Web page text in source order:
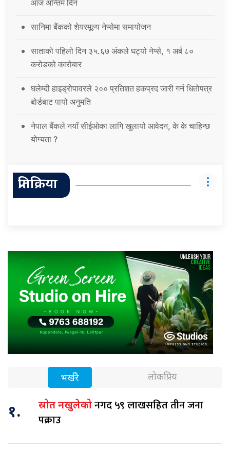
आज अन्तिम दिन
सानिमा बैंकको शेयरमूल्य नेप्सेमा समायोजन
साताको पहिलो दिन ३५.६७ अंकले घट्यो नेप्से, १ अर्ब ८०
करोडको कारोबार
घलेम्दी हाइड्रोपावरले २०० प्रतिशत हकप्रद जारी गर्न धितोपत्र
बोर्डबाट पायो अनुमति
नेपाल बैंकले नयाँ सीईओका लागि खुलायो आवेदन, के के चाहिन्छ
योग्यता ?
प्रतिक्रिया
भर्खरै लोकप्रिय
१. स्रोत नखुलेकोनगद ५९ लाखसहित तीन जना
पक्राउ